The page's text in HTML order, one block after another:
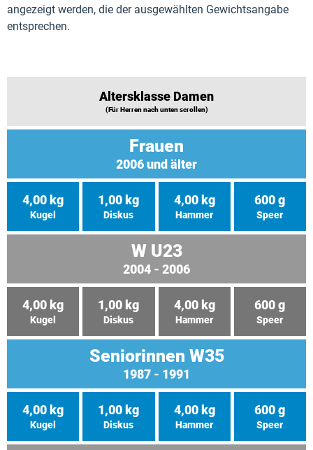
Frauen
2006 und älter
4,00 kg
Kugel
1,00 kg
Diskus
4,00 kg
Hammer
600 g
Speer
W U23
2004 - 2006
4,00 kg
Kugel
1,00 kg
Diskus
4,00 kg
Hammer
600 g
Speer
Seniorinnen W35
1987 - 1991
4,00 kg
Kugel
1,00 kg
Diskus
600 g
Speer
Altersklasse Damen
(Für Herren nach unten scrollen)
4,00 kg
Hammer
angezeigt werden, die der ausgewählten Gewichtsangabe
entsprechen.